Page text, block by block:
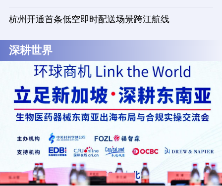
杭州开通首条低空即时配送场景跨江航线
深耕世界